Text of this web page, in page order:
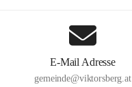
E-Mail Adresse
gemeinde@viktorsberg.at